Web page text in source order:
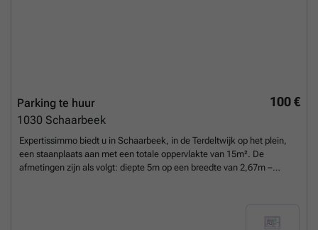
100 €
Parking te huur
1030 Schaarbeek
Expertissimmo biedt u in Schaarbeek, in de Terdeltwijk op het plein,
een staanplaats aan met een totale oppervlakte van 15m². De
afmetingen zijn als volgt: diepte 5m op een breedte van 2,67m –